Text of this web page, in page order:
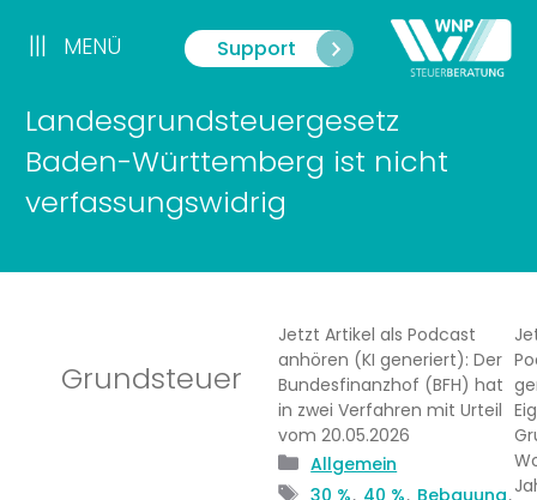
Inhalt
springen
Support
||| MENÜ
Landesgrundsteuergesetz
Baden-Württemberg ist nicht
verfassungswidrig
Grundsteuer
Jetzt Artikel als Podcast
anhören (KI generiert): Der
Bundesfinanzhof (BFH) hat
in zwei Verfahren mit Urteil
vom 20.05.2026
Kategorien
Allgemein
Schlagwörter
30 %, 40 %, Bebauung,